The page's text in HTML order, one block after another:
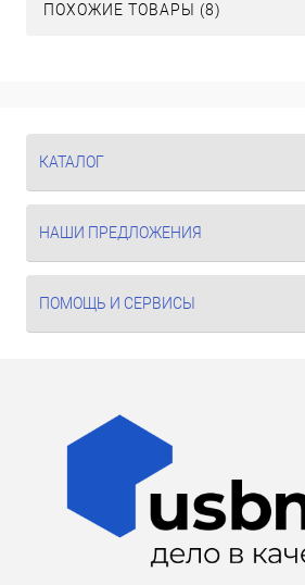
ПОХОЖИЕ ТОВАРЫ (8)
КАТАЛОГ
НАШИ ПРЕДЛОЖЕНИЯ
ПОМОЩЬ И СЕРВИСЫ